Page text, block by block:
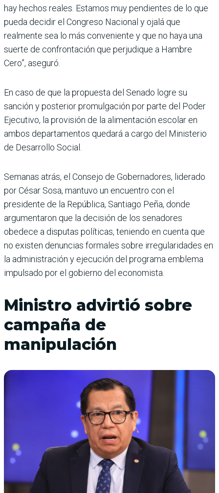
hay hechos reales. Esta­mos muy pendientes de lo que
pueda decidir el Con­greso Nacional y ojalá que
realmente sea lo más con­veniente y que no haya una
suerte de confrontación que perjudique a Hambre
Cero”, aseguró.
En caso de que la propuesta del Senado logre su
sanción y posterior promulgación por parte del Poder
Ejecutivo, la provisión de la alimenta­ción escolar en
ambos depar­tamentos quedará a cargo del Ministerio
de Desarrollo Social.
Semanas atrás, el Consejo de Gobernadores, liderado
por César Sosa, mantuvo un encuentro con el
presidente de la República, Santiago Peña, donde
argumentaron que la decisión de los senado­res
obedece a disputas políti­cas, teniendo en cuenta que
no existen denuncias forma­les sobre irregularidades en
la administración y ejecu­ción del programa emblema
impulsado por el gobierno del economista.
Ministro advirtió sobre
campaña de
manipulación